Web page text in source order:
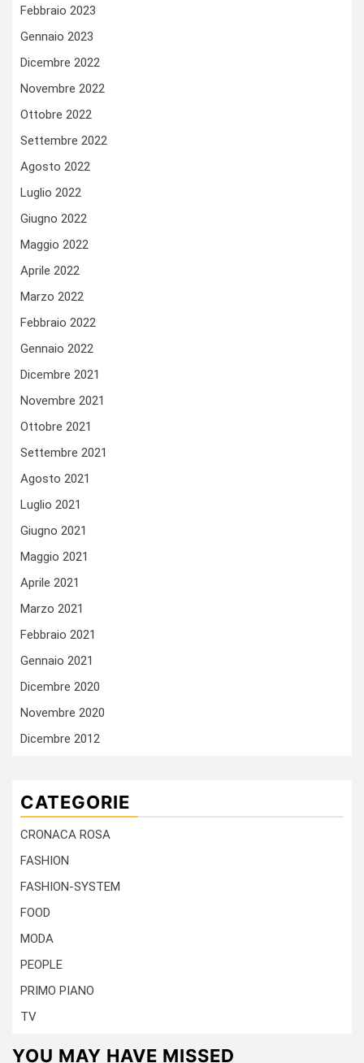
Febbraio 2023
Gennaio 2023
Dicembre 2022
Novembre 2022
Ottobre 2022
Settembre 2022
Agosto 2022
Luglio 2022
Giugno 2022
Maggio 2022
Aprile 2022
Marzo 2022
Febbraio 2022
Gennaio 2022
Dicembre 2021
Novembre 2021
Ottobre 2021
Settembre 2021
Agosto 2021
Luglio 2021
Giugno 2021
Maggio 2021
Aprile 2021
Marzo 2021
Febbraio 2021
Gennaio 2021
Dicembre 2020
Novembre 2020
Dicembre 2012
CATEGORIE
CRONACA ROSA
FASHION
FASHION-SYSTEM
FOOD
MODA
PEOPLE
PRIMO PIANO
TV
YOU MAY HAVE MISSED